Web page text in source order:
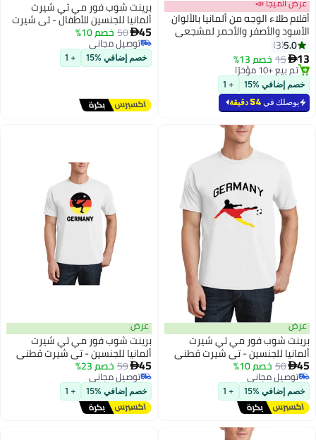
أقلام طلاء الوجه من ألمانيا بالألوان
الأسود والأصفر والأحمر لمشجعي
الرياضة، الأطفال والحفلات | سهل
التطبيق طلاء وجه كرة القدم
5.0
3
13
15 خصم 13%
تم بيع +10 مؤخرًا
تم بيع +10 مؤخرًا
خصم إضافي %15 + 1
يوصلك في 54 دقيقة
5
برينت شوب فور مي تي شيرت
ألمانيا للجنسين للأطفال - تي شيرت
قطني بأكمام قصيرة ورقبة دائرية
للأولاد والبنات - ناعم ومريح - هدية
لمحبي كرة القدم الصغار
45
50 خصم 10%
توصيل مجاني
توصيل مجاني
خصم إضافي %15 + 1
5
عرض
برينت شوب فور مي تي شيرت
ألمانيا للجنسين - تي شيرت قطني
بأكمام قصيرة ورقبة دائرية للرجال
والنساء - ناعم ومريح - هدية لمحبي
كرة القدم
45
50 خصم 10%
توصيل مجاني
توصيل مجاني
خصم إضافي %15 + 1
5
عرض
برينت شوب فور مي تي شيرت
ألمانيا للجنسين - تي شيرت قطني
بأكمام قصيرة ورقبة دائرية للرجال
والنساء - ناعم ومريح - هدية لمحبي
كرة القدم
45
59 خصم 23%
توصيل مجاني
توصيل مجاني
خصم إضافي %15 + 1